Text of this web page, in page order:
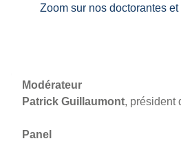
Zoom sur nos doctorantes
Modérateur
Patrick Guillaumont, président
Panel